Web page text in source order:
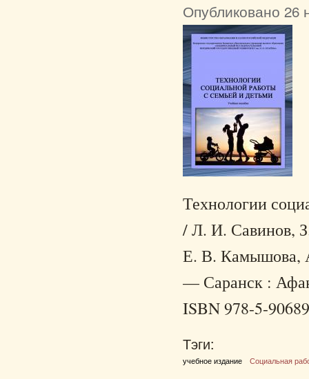
Опубликовано 26
Технологии
/ Л. И. Савинов,
Е. В. Камышова,
— Саранск :
ISBN 978-5-
Тэги:
учебное издание Социальная